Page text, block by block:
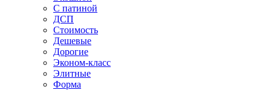
С патиной
ДСП
Стоимость
Дешевые
Дорогие
Эконом-класс
Элитные
Форма